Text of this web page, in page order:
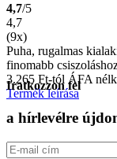
4,7/5
4,7
(9x)
Puha, rugalmas
finomabb
3.265 Ft-tól ÁFA
Termék leírása
Iratkozzon fel
a hírlevélre